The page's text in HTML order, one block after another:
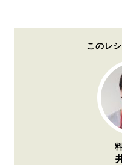
このレ